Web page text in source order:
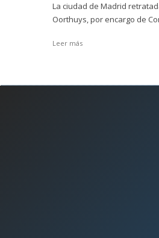
La ciudad de Madrid
Oorthuys, por encargo de
Leer más